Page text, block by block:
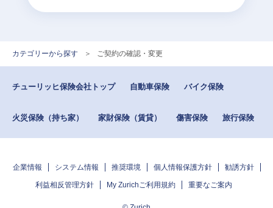
カテゴリーから探す > ご契約の確認・変更
チューリッヒ保険会社トップ 自動車保険 バイク保険
火災保険（持ち家） 家財保険（賃貸） 傷害保険 旅行保険
企業情報 システム情報 推奨環境 個人情報保護方針 勧誘方針
利益相反管理方針 My Zurichご利用規約 重要なご案内